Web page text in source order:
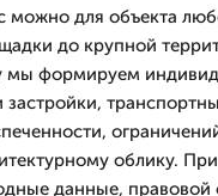
можно для объекта
до крупной
мы формируем
облику.
данные, правовой